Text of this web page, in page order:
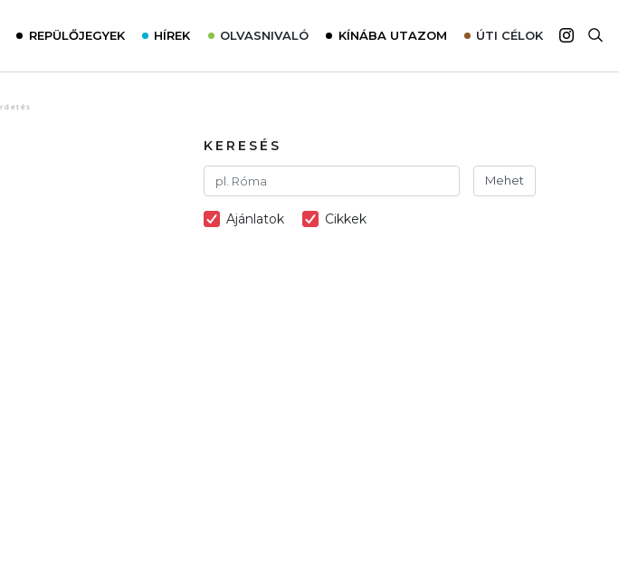
REPÜLŐJEGYEK HÍREK OLVASNIVALÓ
Interjú
Élménybeszámolók
KÍNÁBA UTAZOM ÚTI CÉLOK
Ausztrália
KERESÉS
Mehet
Ajánlatok Cikkek